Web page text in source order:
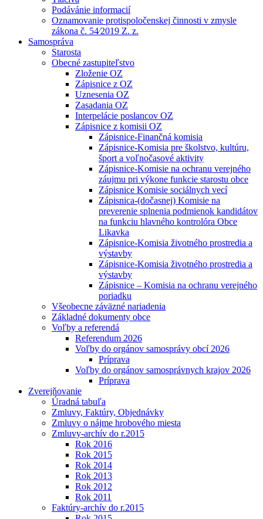
Podávánie informacií
Oznamovanie protispoločenskej činnosti v zmysle
zákona č. 54⁄2019 Z. z.
Samospráva
Starosta
Obecné zastupiteľstvo
Zloženie OZ
Zápisnice z OZ
Uznesenia OZ
Zasadania OZ
Interpelácie poslancov OZ
Zápisnice z komisii OZ
Zápisnice-Finančná komisia
Zápisnice-Komisia pre školstvo, kultúru,
šport a voľnočasové aktivity
Zápisnice-Komisie na ochranu verejného
záujmu pri výkone funkcie starostu obce
Zápisnice Komisie sociálnych vecí
Zápisnica-(dočasnej) Komisie na
preverenie splnenia podmienok kandidátov
na funkciu hlavného kontrolóra Obce
Likavka
Zápisnice-Komisia životného prostredia a
výstavby
Zápisnice-Komisia životného prostredia a
výstavby
Zápisnice – Komisia na ochranu verejného
poriadku
Všeobecne záväzné nariadenia
Základné dokumenty obce
Voľby a referendá
Referendum 2026
Voľby do orgánov samosprávy obcí 2026
Príprava
Voľby do orgánov samosprávnych krajov 2026
Príprava
Zverejňovanie
Úradná tabuľa
Zmluvy, Faktúry, Objednávky
Zmluvy o nájme hrobového miesta
Zmluvy-archív do r.2015
Rok 2016
Rok 2015
Rok 2014
Rok 2013
Rok 2012
Rok 2011
Faktúry-archív do r.2015